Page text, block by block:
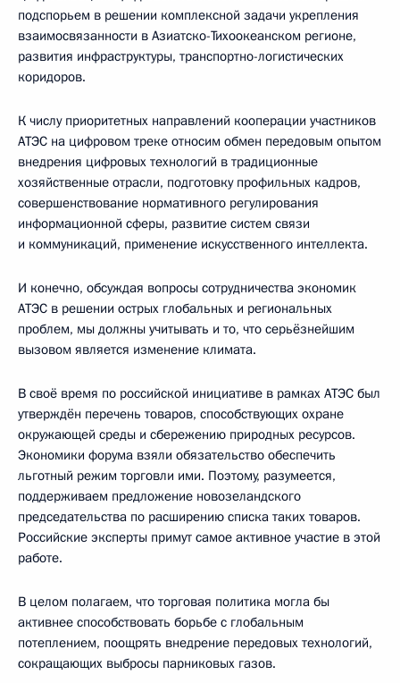
подспорьем в решении комплексной задачи укрепления
взаимосвязанности в Азиатско-Тихоокеанском регионе,
развития инфраструктуры, транспортно-логистических
коридоров.
К числу приоритетных направлений кооперации участников
АТЭС на цифровом треке относим обмен передовым опытом
внедрения цифровых технологий в традиционные
хозяйственные отрасли, подготовку профильных кадров,
совершенствование нормативного регулирования
информационной сферы, развитие систем связи
и коммуникаций, применение искусственного интеллекта.
И конечно, обсуждая вопросы сотрудничества экономик
АТЭС в решении острых глобальных и региональных
проблем, мы должны учитывать и то, что серьёзнейшим
вызовом является изменение климата.
В своё время по российской инициативе в рамках АТЭС был
утверждён перечень товаров, способствующих охране
окружающей среды и сбережению природных ресурсов.
Экономики форума взяли обязательство обеспечить
льготный режим торговли ими. Поэтому, разумеется,
поддерживаем предложение новозеландского
председательства по расширению списка таких товаров.
Российские эксперты примут самое активное участие в этой
работе.
В целом полагаем, что торговая политика могла бы
активнее способствовать борьбе с глобальным
потеплением, поощрять внедрение передовых технологий,
сокращающих выбросы парниковых газов.